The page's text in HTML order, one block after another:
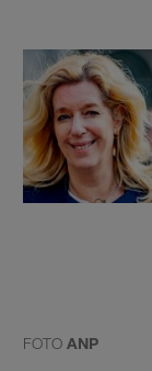
FOTO ANP